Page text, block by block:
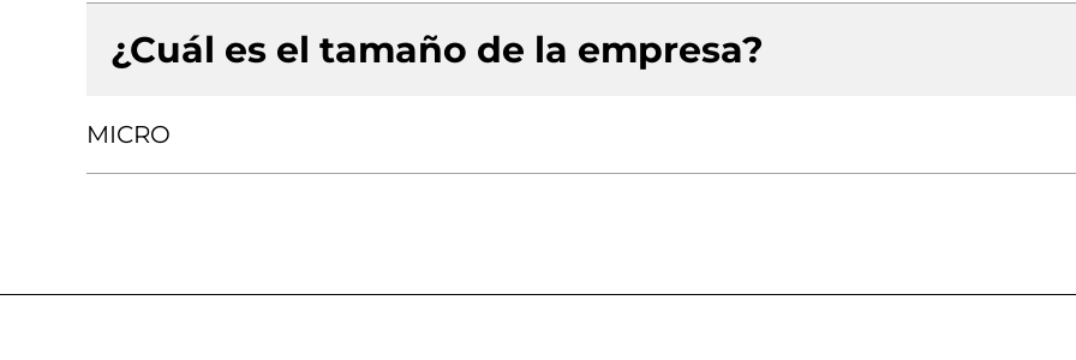
¿Cuál es el tamaño de la empresa?
MICRO